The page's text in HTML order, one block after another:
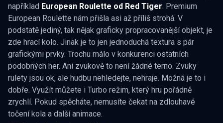
například European Roulette od Red Tiger. Premium
European Roulette nám přišla asi až příliš strohá. V
podstatě jediný, tak nějak graficky propracovanější objekt, je
zde hrací kolo. Jinak je to jen jednoduchá textura s pár
grafickými prvky. Trochu málo v konkurenci ostatních
podobných her. Ani zvukově to není žádné terno. Zvuky
rulety jsou ok, ale hudbu nehledejte, nehraje. Možná je to i
dobře. Využít můžete i Turbo režim, který hru pořádně
zrychlí. Pokud spěcháte, nemusíte čekat na zdlouhavé
točení kola a další animace.